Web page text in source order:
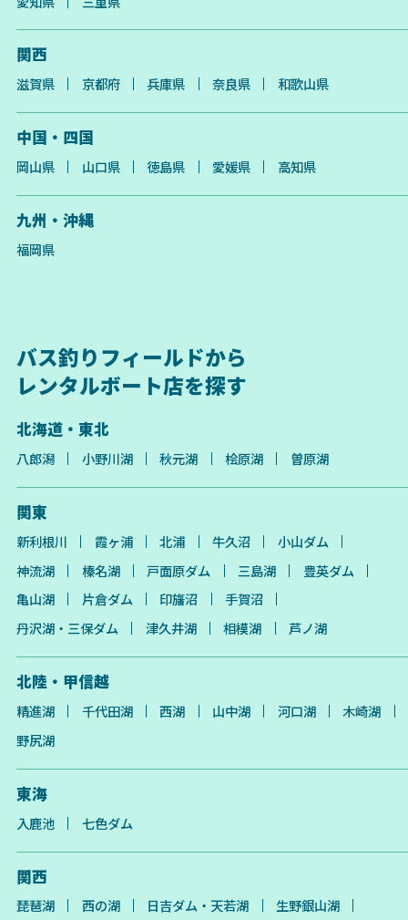
関西
滋賀県 京都府 兵庫県 奈良県 和歌山県
中国・四国
岡山県 山口県 徳島県 愛媛県 高知県
九州・沖縄
福岡県
バス釣りフィールドから
レンタルボート店を探す
北海道・東北
八郎潟 小野川湖 秋元湖 桧原湖 曽原湖
関東
新利根川 霞ヶ浦 北浦 牛久沼
小山ダム
神流湖
榛名湖 戸面原ダム 三島湖
豊英ダム
亀山湖
片倉ダム 印旛沼
手賀沼
丹沢湖・三保ダム
津久井湖 相模湖 芦ノ湖
北陸・甲信越
精進湖 千代田湖 西湖 山中湖 河口湖
木崎湖
野尻湖
東海
入鹿池 七色ダム
関西
琵琶湖 西の湖 日吉ダム・天若湖
生野銀山湖